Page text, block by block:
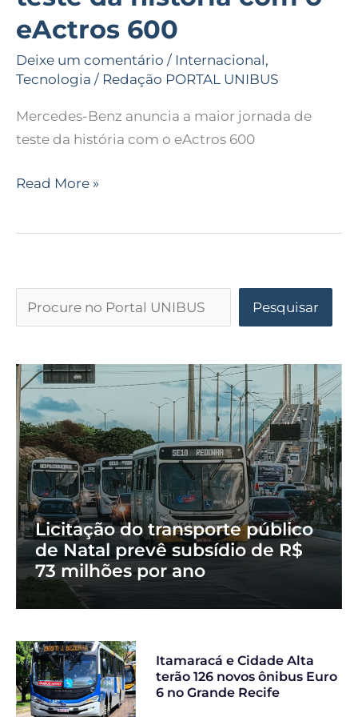
eActros 600
Deixe um comentário / Internacional,
Tecnologia / Redação PORTAL UNIBUS
Mercedes-Benz anuncia a maior jornada de
teste da história com o eActros 600
Read More »
Pesquisar
Licitação do transporte público
de Natal prevê subsídio de R$
73 milhões por ano
Itamaracá e Cidade Alta
terão 126 novos ônibus Euro
6 no Grande Recife